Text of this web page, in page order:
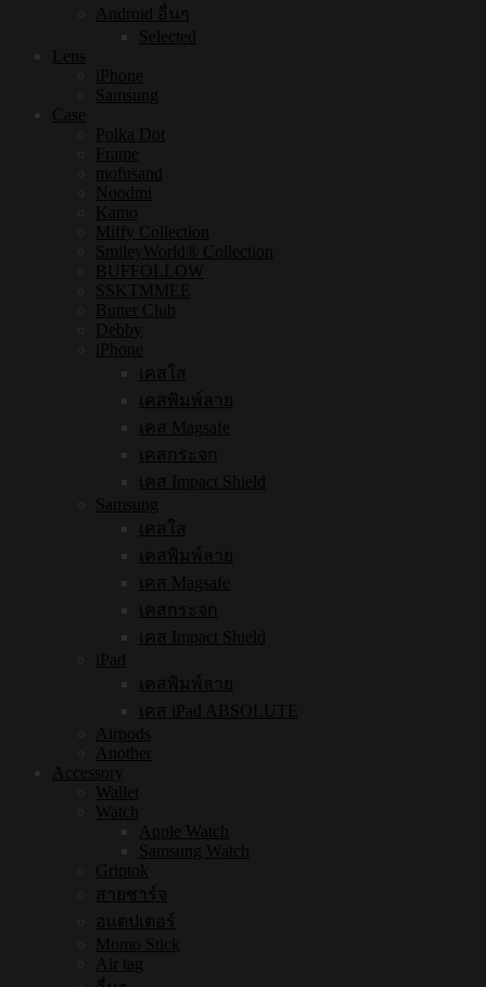
Android อื่นๆ
Selected
Lens
iPhone
Samsung
Case
Polka Dot
Frame
mofusand
Noodmi
Kamo
Miffy Collection
SmileyWorld® Collection
BUFFOLLOW
SSKTMMEE
Butter Club
Debby
iPhone
เคสใส
เคสพิมพ์ลาย
เคส Magsafe
เคสกระจก
เคส Impact Shield
Samsung
เคสใส
เคสพิมพ์ลาย
เคส Magsafe
เคสกระจก
เคส Impact Shield
iPad
เคสพิมพ์ลาย
เคส iPad ABSOLUTE
Airpods
Another
Accessory
Wallet
Watch
Apple Watch
Samsung Watch
Griptok
สายชาร์จ
อแดปเตอร์
Momo Stick
Air tag